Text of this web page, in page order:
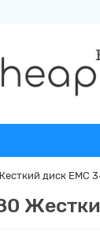
диск EMC